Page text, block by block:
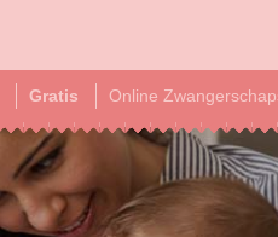
Gratis Online